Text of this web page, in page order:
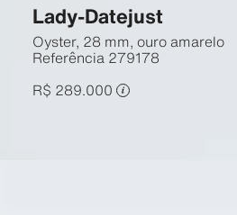
Lady-Datejust
Oyster, 28 mm, ouro amarelo
Referência 279178
R$ 289.000